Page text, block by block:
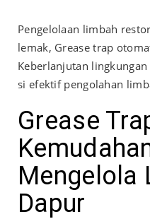
Pengelolaan limbah
lemak, Grease trap
Keberlanjutan
si efektif pengolahan
Grease
Mengelola
Dapur